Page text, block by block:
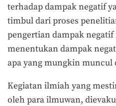
terhadap dampak negatif
timbul dari proses
pengertian dampak negatif
menentukan dampak
apa yang mungkin muncul
Kegiatan ilmiah yang
oleh para ilmuwan,